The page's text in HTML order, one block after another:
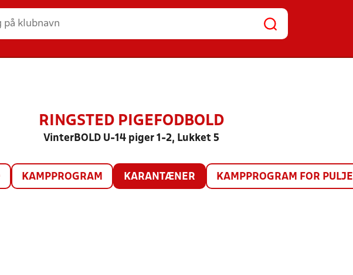
RINGSTED PIGEFODBOLD
VinterBOLD U-14 piger 1-2, Lukket 5
KAMPPROGRAM KARANTÆNER KAMPPROGRAM FOR PULJE